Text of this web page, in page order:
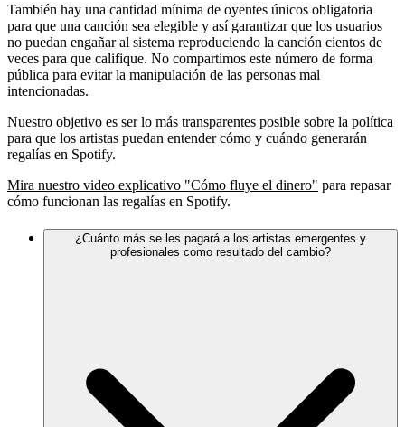
También hay una cantidad mínima de oyentes únicos obligatoria
para que una canción sea elegible y así garantizar que los usuarios
no puedan engañar al sistema reproduciendo la canción cientos de
veces para que califique. No compartimos este número de forma
pública para evitar la manipulación de las personas mal
intencionadas.
Nuestro objetivo es ser lo más transparentes posible sobre la política
para que los artistas puedan entender cómo y cuándo generarán
regalías en Spotify.
Mira nuestro video explicativo "Cómo fluye el dinero" para repasar
cómo funcionan las regalías en Spotify.
¿Cuánto más se les pagará a los artistas emergentes y
profesionales como resultado del cambio?